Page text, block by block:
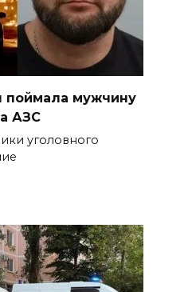
поймала мужчину
АЗС
уголовного